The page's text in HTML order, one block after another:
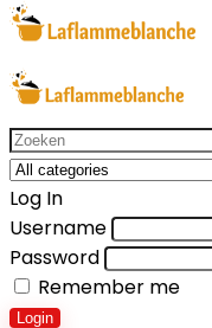
Search
for:
Log In
Username
Password
Remember me
Login